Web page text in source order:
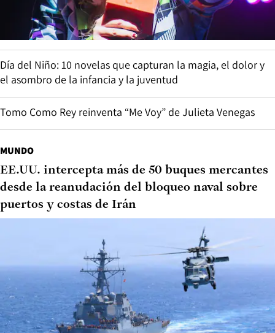
Día del Niño: 10 novelas que capturan la magia, el dolor y
el asombro de la infancia y la juventud
Tomo Como Rey reinventa “Me Voy” de Julieta Venegas
MUNDO
EE.UU. intercepta más de 50 buques mercantes
desde la reanudación del bloqueo naval sobre
puertos y costas de Irán